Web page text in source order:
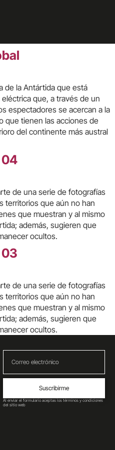
de la Antártida que está
que, a través de un
espectadores se acercan a la
que tienen las acciones de
del continente más austral
04
de una serie de fotografías
territorios que aún no han
que muestran y al mismo
además, sugieren que
ocultos.
de una serie de fotografías
territorios que aún no han
que muestran y al mismo
además, sugieren que
ocultos.
Suscribirme
Al enviar el formulario aceptas los términos y condiciones
del sitio web